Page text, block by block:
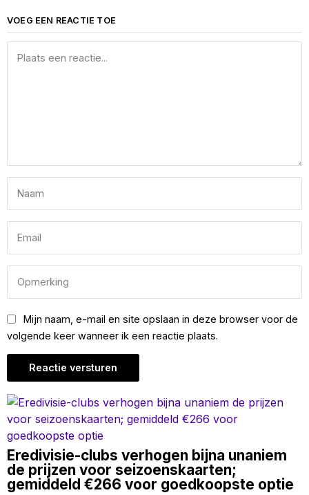
VOEG EEN REACTIE TOE
Mijn naam, e-mail en site opslaan in deze browser voor de
volgende keer wanneer ik een reactie plaats.
Eredivisie-clubs verhogen bijna unaniem
de prijzen voor seizoenskaarten;
gemiddeld €266 voor goedkoopste optie